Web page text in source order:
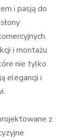
i pasją do
i montażu
nie tylko
elegancji i
z